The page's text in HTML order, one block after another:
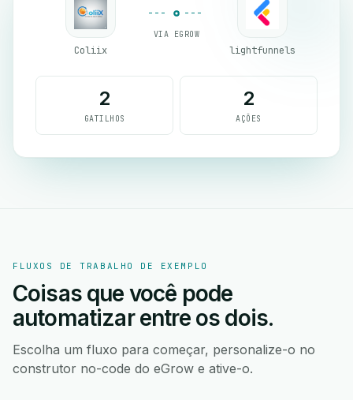
Coliix
VIA EGROW
lightfunnels
2
GATILHOS
2
AÇÕES
FLUXOS DE TRABALHO DE EXEMPLO
Coisas que você pode
automatizar entre os dois.
Escolha um fluxo para começar, personalize-o no
construtor no-code do eGrow e ative-o.